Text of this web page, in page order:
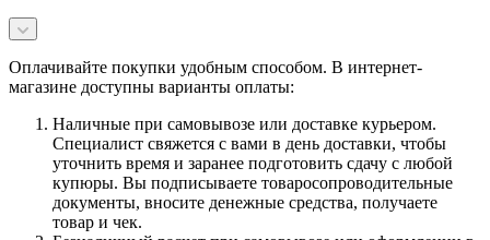
Оплачивайте покупки удобным способом. В интернет-
магазине доступны варианты оплаты:
Наличные при самовывозе или доставке курьером.
Специалист свяжется с вами в день доставки, чтобы
уточнить время и заранее подготовить сдачу с любой
купюры. Вы подписываете товаросопроводительные
документы, вносите денежные средства, получаете
товар и чек.